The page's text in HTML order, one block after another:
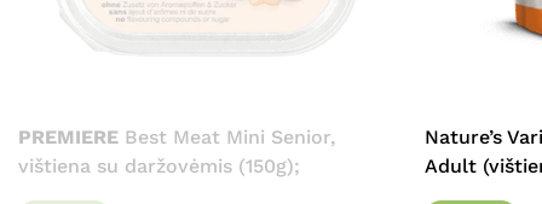
PREMIERE Best Meat Mini Senior,
vištiena su daržovėmis (150g);
Nature’s
Adult